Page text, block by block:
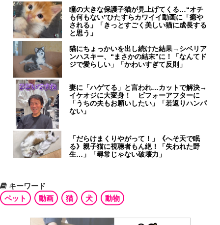
瞳の大きな保護子猫が見上げてくる…“オチ
も何もない”ひたすらカワイイ動画に「癒や
される」「きっとすごく美しい猫に成長する
と思う」
猫にちょっかいを出し続けた結果→シベリア
ンハスキー、“まさかの結末”に！「なんてド
ジで愛らしい」「かわいすぎて反則」
妻に「ハゲてる」と言われ…カットで解決→
イケオジに大変身！ ビフォーアフターに
「うちの夫もお願いしたい」「若返りハンパ
ない」
「だらけまくりやがって！」《へそ天で眠
る》親子猫に視聴者もん絶！「失われた野
生…」「尋常じゃない破壊力」
キーワード
ペット
動画 猫 犬 動物